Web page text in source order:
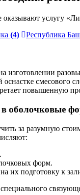
услугу
(4) Республика
изготовлении
оснастке
повышенную
в оболочковые
за разумную
форм.
их подготовку к